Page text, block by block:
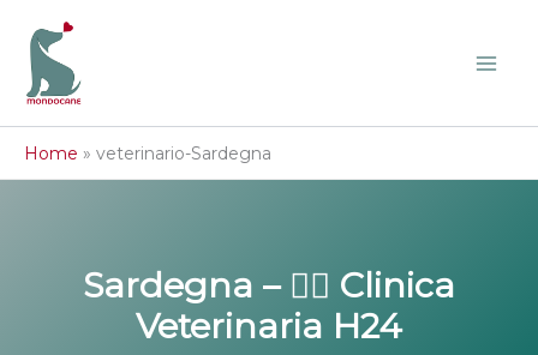
contenuto
Home » veterinario-Sardegna
Sardegna – 🐕‍🦺 Clinica
Veterinaria H24